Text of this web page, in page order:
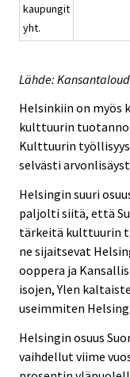
kaupungit
yht.
Lähde:
Helsinkiin on myös
kulttuurin
Kulttuurin työllisyys
selvästi
Helsingin suuri
paljolti siitä, että
tärkeitä kulttuurin
ne sijaitsevat
ooppera ja
isojen, Ylen
useimmiten
Helsingin osuus
vaihdellut viime